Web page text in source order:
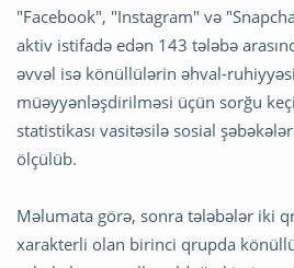
"Facebook", "Instagram" və
aktiv istifadə edən 143 tələbə
əvvəl isə könüllülərin əhval-
müəyyənləşdirilməsi üçün sorğu
statistikası vasitəsilə sosial
ölçülüb.
Məlumata görə, sonra tələbələr iki
xarakterli olan birinci qrupda